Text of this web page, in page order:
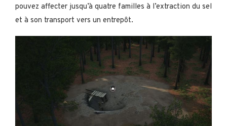
pouvez affecter jusqu’à quatre familles à l’extraction du sel
et à son transport vers un entrepôt.